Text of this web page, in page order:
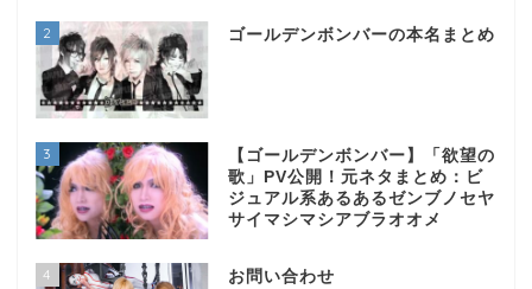
2 ゴールデンボンバーの本名まとめ
3
【ゴールデンボンバー】「欲望の
歌」PV公開！元ネタまとめ：ビ
ジュアル系あるあるゼンブノセヤ
サイマシマシアブラオオメ
4 お問い合わせ